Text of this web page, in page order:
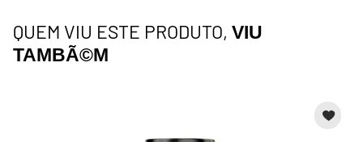
QUEM VIU ESTE PRODUTO, VIU
TAMBÃ©M